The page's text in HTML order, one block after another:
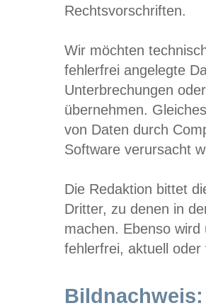
Rechtsvorschriften.
Wir möchten
fehlerfrei angelegte
Unterbrechungen
übernehmen.
von Daten durch
Software verursacht
Die Redaktion bittet
Dritter, zu denen in
machen. Ebenso
fehlerfrei, aktuell oder
Bildnachweis: